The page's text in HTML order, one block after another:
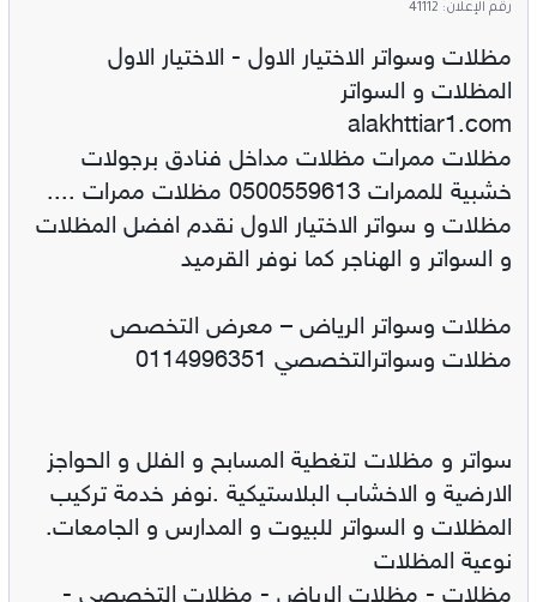
رقم الإعلان: 41112
مظلات وسواتر الاختيار الاول - الاختيار الاول
المظلات و السواتر
alakhttiar1.com
مظلات ممرات مظلات مداخل فنادق برجولات
خشبية للممرات 0500559613 مظلات ممرات ....
مظلات و سواتر الاختيار الاول نقدم افضل المظلات
و السواتر و الهناجر كما نوفر القرميد
مظلات وسواتر الرياض – معرض التخصص
مظلات وسواترالتخصصي 0114996351
سواتر و مظلات لتغطية المسابح و الفلل و الحواجز
الارضية و الاخشاب البلاستيكية .نوفر خدمة تركيب
المظلات و السواتر للبيوت و المدارس و الجامعات.
نوعية المظلات
مظلات - مظلات الرياض - مظلات التخصصي -